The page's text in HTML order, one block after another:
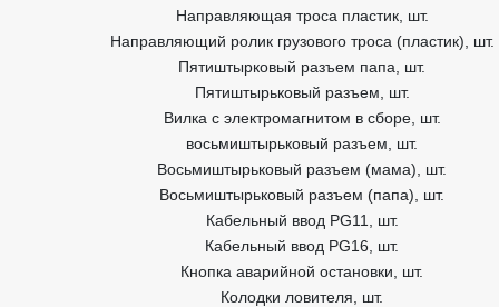
Направляющая троса пластик, шт.
Направляющий ролик грузового троса (пластик), шт.
Пятиштырковый разъем папа, шт.
Пятиштырьковый разъем, шт.
Вилка с электромагнитом в сборе, шт.
восьмиштырьковый разъем, шт.
Восьмиштырьковый разъем (мама), шт.
Восьмиштырьковый разъем (папа), шт.
Кабельный ввод PG11, шт.
Кабельный ввод PG16, шт.
Кнопка аварийной остановки, шт.
Колодки ловителя, шт.